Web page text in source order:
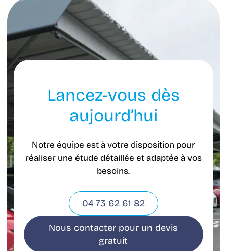
Lancez-vous dès
aujourd’hui
Notre équipe est à votre disposition pour
réaliser une étude détaillée et adaptée à vos
besoins.
04 73 62 61 82
Nous contacter pour un devis
gratuit